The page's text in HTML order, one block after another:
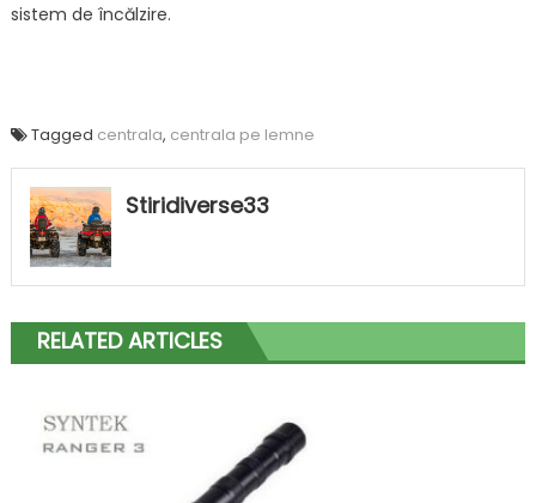
sistem de încălzire.
Tagged centrala, centrala pe lemne
Stiridiverse33
RELATED ARTICLES